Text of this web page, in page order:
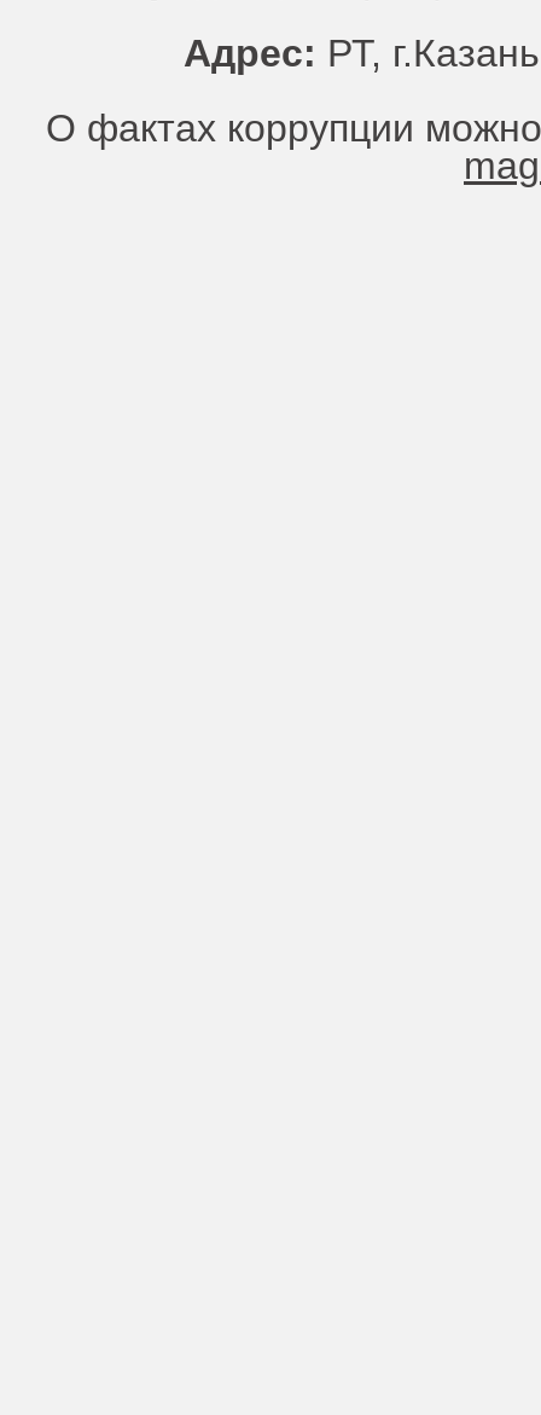
Адрес: РТ,
О фактах коррупции